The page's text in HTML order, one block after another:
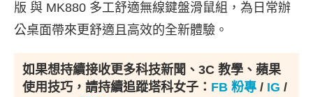
版 與 MK880 多工舒適無線鍵盤滑鼠組，為日常辦
公桌面帶來更舒適且高效的全新體驗。
如果想持續接收更多科技新聞、3C 教學、蘋果
使用技巧，請持續追蹤塔科女子： FB 粉專 / IG /